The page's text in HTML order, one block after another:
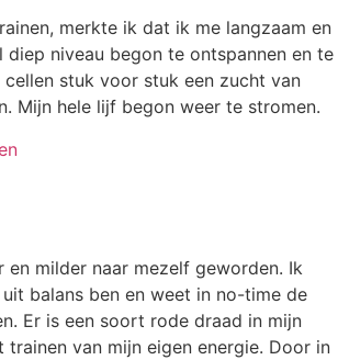
merkte ik dat ik me langzaam en
diep niveau begon te ontspannen en te
stuk voor stuk een zucht van
Mijn hele lijf begon weer te stromen.
en milder naar mezelf geworden. Ik
balans ben en weet in no-time de
Er is een soort rode draad in mijn
trainen van mijn eigen energie. Door in